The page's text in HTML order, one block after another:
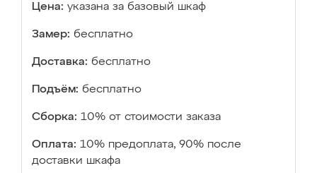
Цена: указана за базовый шкаф
Замер: бесплатно
Доставка: бесплатно
Подъём: бесплатно
Сборка: 10% от стоимости заказа
Оплата: 10% предоплата, 90% после
доставки шкафа